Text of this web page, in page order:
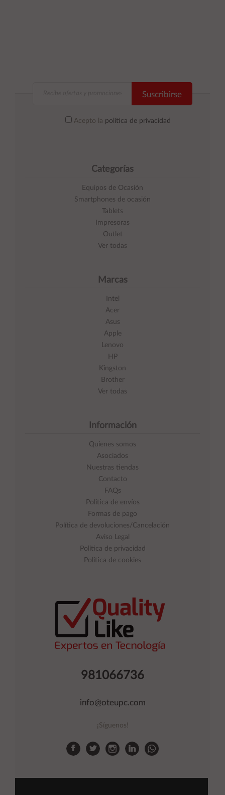
Suscribirse
Acepto la política de privacidad
981066736
info@oteupc.com
¡Síguenos!
Categorías
Equipos de Ocasión
Smartphones de ocasión
Tablets
Impresoras
Outlet
Ver todas
Marcas
Intel
Acer
Asus
Apple
Lenovo
HP
Kingston
Brother
Ver todas
Información
Quienes somos
Asociados
Nuestras tiendas
Contacto
FAQs
Política de envíos
Formas de pago
Política de devoluciones/Cancelación
Aviso Legal
Política de privacidad
Política de cookies